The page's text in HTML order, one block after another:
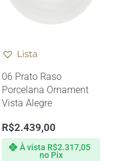
Lista
06 Prato Raso
Porcelana Ornament
Vista Alegre
R$2.439,00
À vista R$2.317,05
no Pix